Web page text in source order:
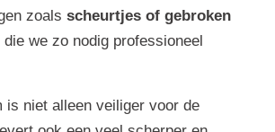
zoals scheurtjes of gebroken
die we zo nodig professioneel
is niet alleen veiliger voor de